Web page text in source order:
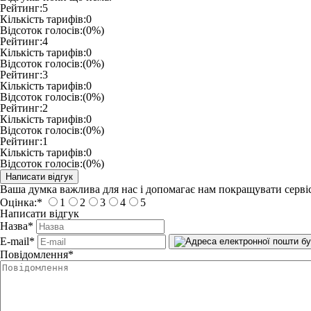
Рейтинг:5
Кількість тарифів:0
Відсоток голосів:(0%)
Рейтинг:4
Кількість тарифів:0
Відсоток голосів:(0%)
Рейтинг:3
Кількість тарифів:0
Відсоток голосів:(0%)
Рейтинг:2
Кількість тарифів:0
Відсоток голосів:(0%)
Рейтинг:1
Кількість тарифів:0
Відсоток голосів:(0%)
Ваша думка важлива для нас і допомагає нам покращувати
Оцінка:* 1 2 3 4
5
Написати відгук
Назва*
E-mail*
Повідомлення*